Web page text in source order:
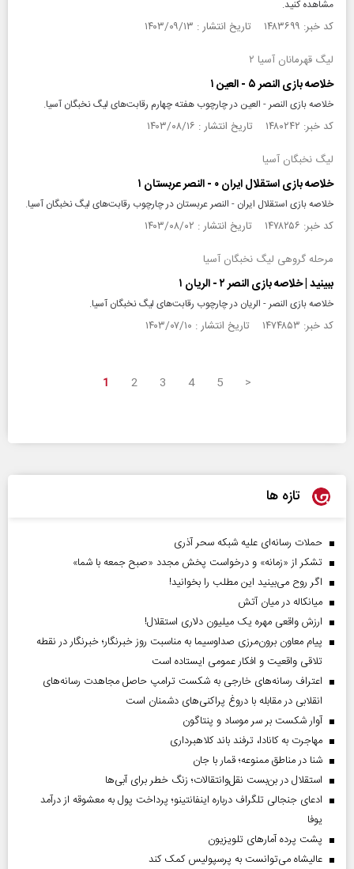
مشاهده کنید.
کد خبر: ۱۴۸۳۶۹۹ تاریخ انتشار : ۱۴۰۳/۰۹/۱۳
لیگ قهرمانان آسیا ۲
خلاصه بازی النصر ۵ - العین ۱
خلاصه بازی النصر - العین در چارچوب هفته چهارم رقابت‌های لیگ نخبگان آسیا.
کد خبر: ۱۴۸۰۲۴۲ تاریخ انتشار : ۱۴۰۳/۰۸/۱۶
لیگ نخبگان آسیا
خلاصه بازی استقلال ایران ۰ - النصر عربستان ۱
خلاصه بازی استقلال ایران - النصر عربستان در چارچوب رقابت‌های لیگ نخبگان آسیا.
کد خبر: ۱۴۷۸۲۵۶ تاریخ انتشار : ۱۴۰۳/۰۸/۰۲
مرحله گروهی لیگ نخبگان آسیا
ببینید | خلاصه بازی النصر ۲ - الریان ۱
خلاصه بازی النصر - الریان در چارچوب رقابت‌های لیگ نخبگان آسیا.
کد خبر: ۱۴۷۴۸۵۳ تاریخ انتشار : ۱۴۰۳/۰۷/۱۰
1 2 3 4 5 >
تازه ها
حملات رسانه‌ای علیه شبکه سحر آذری
تشکر از «زمانه» و درخواست پخش مجدد «صبح جمعه با شما»
اگر روح می‌بینید این مطلب را بخوانید!
میانکاله در میان آتش
ارزش واقعی مهره یک میلیون دلاری استقلال!
پیام معاون برون‌مرزی صداوسیما به مناسبت روز خبرنگار؛ خبرنگار در نقطه
تلاقی واقعیت و افکار عمومی ایستاده است
اعتراف رسانه‌های خارجی به شکست ترامپ حاصل مجاهدت رسانه‌های
انقلابی در مقابله با دروغ پراکنی‌های دشمنان است
آوار شکست بر سر موساد و پنتاگون
مهاجرت به کانادا، ترفند باند کلاهبرداری
شنا در مناطق ممنوعه؛ قمار با جان
استقلال در بن‌بست نقل‌وانتقالات؛ زنگ خطر برای آبی‌ها
ادعای جنجالی تلگراف درباره اینفانتینو؛ پرداخت پول به معشوقه از درآمد
یوفا
پشت پرده آمارهای تلویزیون
عالیشاه می‌توانست به پرسپولیس کمک کند